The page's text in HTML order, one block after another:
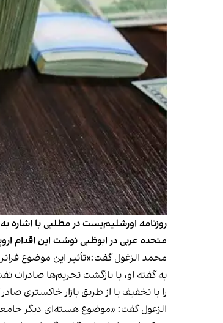
روزنامه اورشلیم‌پست در مطلبی با
متحده عربی در ابوظبی نوشت این اقدام
محمد الزغول گفت:‌«تأثیر این موضوع
را با تخفیف یا از طریق بازار خاکستری
الزغول گفت: «موضوع هسته‌ای دیگر جامعه